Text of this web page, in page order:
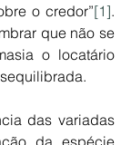
o credor”[1].
que não se
o locatário
das variadas